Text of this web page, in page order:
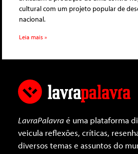
cultural com um projeto popular de
nacional.
Leia mais »
LavraPalavraé uma plataforma
veicula reflexões, críticas,
diversos temas e assuntos do